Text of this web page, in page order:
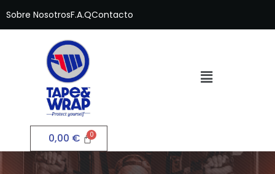
Sobre NosotrosF.A.QContacto
0,00 €